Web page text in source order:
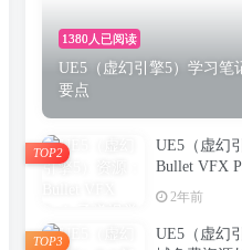
1380人已阅读
UE5（虚幻引擎5）学习笔
要点
UE5（虚幻
Bullet VFX
效包
2年前
TOP2
UE5（虚幻
TOP3